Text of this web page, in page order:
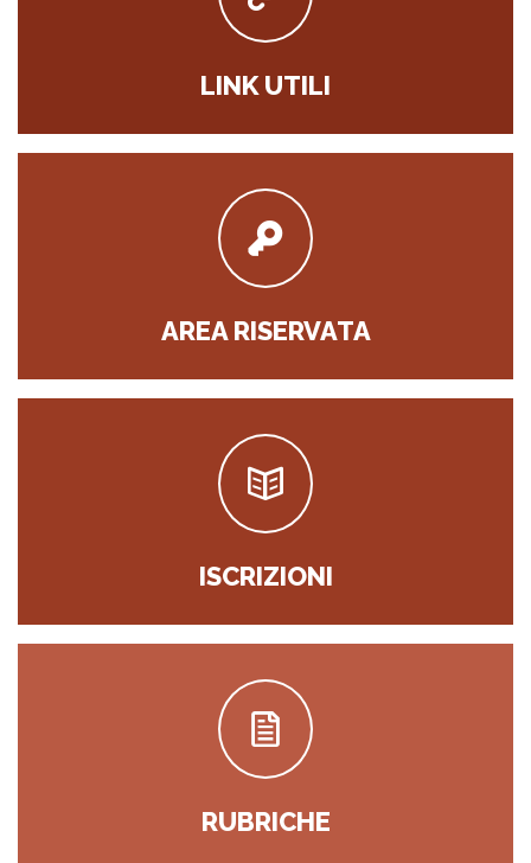
LINK UTILI
AREA RISERVATA
ISCRIZIONI
RUBRICHE